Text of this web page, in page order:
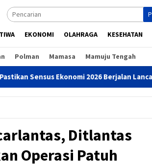
EKONOMI OLAHRAGA KESEHATAN
Polman Mamasa Mamuju Tengah
Ekonomi 2026 Berjalan Lancar,
Ditlantas
Operasi Patuh